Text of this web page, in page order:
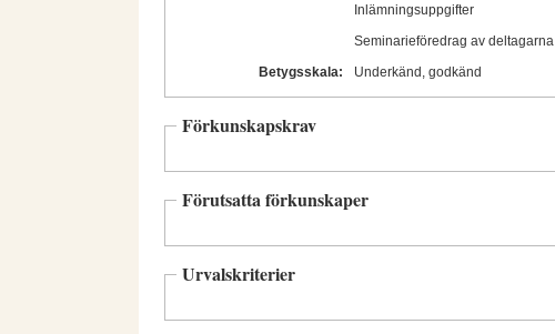
Inlämningsuppgifter
Seminarieföredrag av deltagarna
Betygsskala:
Underkänd, godkänd
Förkunskapskrav
Förutsatta förkunskaper
Urvalskriterier